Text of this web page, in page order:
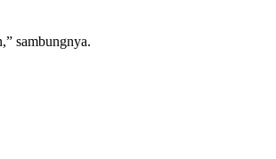
sambungnya.